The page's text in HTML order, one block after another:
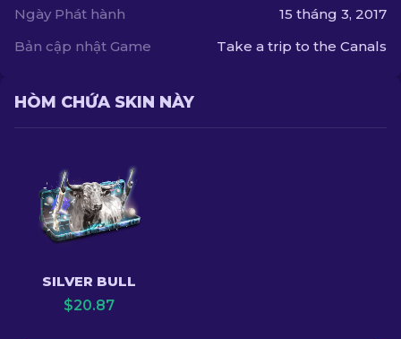
Ngày Phát hành
15 tháng 3, 2017
Bản cập nhật Game
Take a trip to the Canals
HÒM CHỨA SKIN NÀY
SILVER BULL
$20.87